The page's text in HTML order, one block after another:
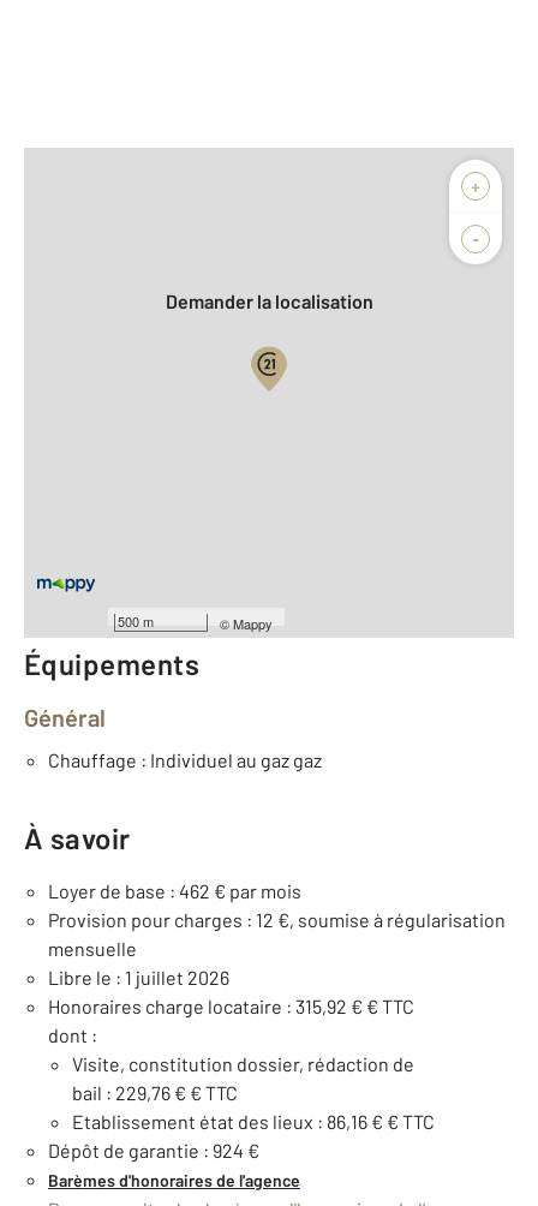
+
-
500 m ©Mappy
Demander la localisation
Nombre de pièces : 2
Équipements
Général
Chauffage : Individuel au gaz gaz
À savoir
Loyer de base : 462 € par mois
Provision pour charges : 12 €, soumise à régularisation
mensuelle
Libre le : 1 juillet 2026
Honoraires charge locataire : 315,92 € € TTC
dont :
Visite, constitution dossier, rédaction de
bail : 229,76 € € TTC
Etablissement état des lieux : 86,16 € € TTC
Dépôt de garantie : 924 €
Barèmes d'honoraires de l'agence